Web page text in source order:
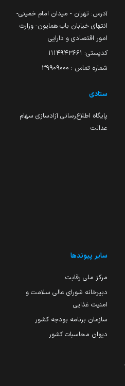
آدرس: تهران - میدان امام خمینی-
انتهای خیابان باب همایون- وزارت
امور اقتصادی و دارایی
کدپستی: ۱۱۱۴۹۴۳۶۶۱
شماره تماس : 39909000
ستادی
پایگاه اطلاع‌رسانی آزادسازی سهام
عدالت
سایر پیوندها
مرکز ملی رقابت
دبیرخانه شورای عالی سلامت و
امنیت غذایی
سازمان برنامه بودجه کشور
دیوان محاسبات کشور